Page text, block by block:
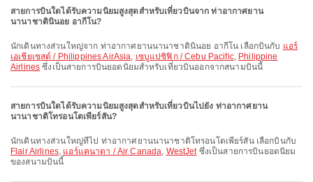
สายการบินใดได้รับความนิยมสูงสุดสำหรับเที่ยวบินจาก ท่าอากาศยาน
นานาชาตินินอย อากีโน?
นักเดินทางส่วนใหญ่จาก ท่าอากาศยานนานาชาตินินอย อากีโน เลือกบินกับ แอร์
เอเชียเซสต์ / Philippines AirAsia, เซบูแปซิฟิก / Cebu Pacific, Philippine
Airlines ซึ่งเป็นสายการบินยอดนิยมสำหรับเที่ยวบินออกจากสนามบินนี้
สายการบินใดได้รับความนิยมสูงสุดสำหรับเที่ยวบินไปยัง ท่าอากาศยาน
นานาชาติโทรอนโตเพียร์สัน?
นักเดินทางส่วนใหญ่ที่ไป ท่าอากาศยานนานาชาติโทรอนโตเพียร์สัน เลือกบินกับ
Flair Airlines, แอร์แคนาดา / Air Canada, WestJetซึ่งเป็นสายการบินยอดนิยม
ของสนามบินนี้